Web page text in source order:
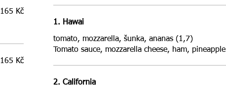
165 Kč
165 Kč
1. Hawai
tomato, mozzarella, šunka, ananas (1,7)
Tomato sauce, mozzarella cheese, ham, pineapple
2. California